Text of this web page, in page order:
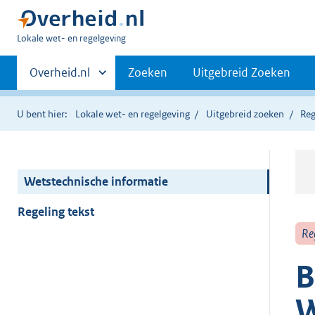
U
hier:
Lokale wet- en regelgeving
Primaire
navigatie
Andere
sites
binnen
Overheid.nl Zoeken Uitgebreid Zoeken
U bent hier: Lokale wet- en regelgeving Uitgebreid zoeken
Wetstechnische informatie
Regeling tekst